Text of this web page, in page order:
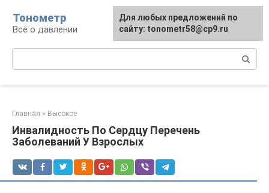
контенту
Тонометр
Всё о давлении
Главная » Высокое
Инвалидность По Сердцу Перечень
Заболеваний У Взрослых
Для любых предложений по
сайту: tonometr58@cp9.ru
Для любых предложений по
сайту: tonometr58@cp9.ru